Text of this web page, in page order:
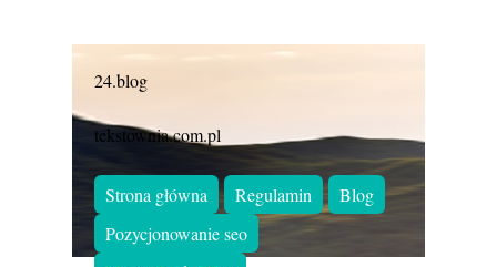
24.blog
tekstownia.com.pl
Strona główna Regulamin
Blog
Pozycjonowanie seo